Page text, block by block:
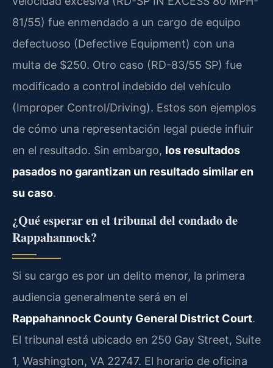
81/55) fue enmendado a un cargo de equipo
defectuoso (Defective Equipment) con una
multa de $250. Otro caso (RD-83/55 SP) fue
modificado a control indebido del vehículo
(Improper Control/Driving). Estos son ejemplos
de cómo una representación legal puede influir
en el resultado. Sin embargo, los resultados
pasados no garantizan un resultado similar en
su caso.
¿Qué esperar en el tribunal del condado de
Rappahannock?
Si su cargo es por un delito menor, la primera
audiencia generalmente será en el
Rappahannock County General District Court.
El tribunal está ubicado en 250 Gay Street, Suite
1, Washington, VA 22747. El horario de oficina